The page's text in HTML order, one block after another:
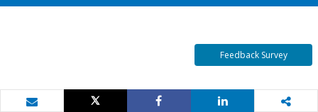
Feedback Survey